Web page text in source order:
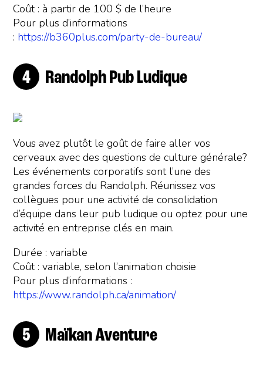
Coût : à partir de 100 $ de l’heure
Pour plus d’informations
: https://b360plus.com/party-de-bureau/
Randolph Pub Ludique
Vous avez plutôt le goût de faire aller vos
cerveaux avec des questions de culture générale?
Les événements corporatifs sont l’une des
grandes forces du Randolph. Réunissez vos
collègues pour une activité de consolidation
d’équipe dans leur pub ludique ou optez pour une
activité en entreprise clés en main.
Durée : variable
Coût : variable, selon l’animation choisie
Pour plus d’informations :
https://www.randolph.ca/animation/
Maïkan Aventure